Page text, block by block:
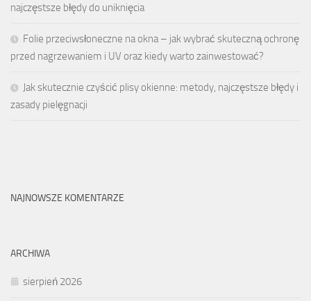
najczęstsze błędy do uniknięcia
Folie przeciwsłoneczne na okna – jak wybrać skuteczną ochronę
przed nagrzewaniem i UV oraz kiedy warto zainwestować?
Jak skutecznie czyścić plisy okienne: metody, najczęstsze błędy i
zasady pielęgnacji
NAJNOWSZE KOMENTARZE
ARCHIWA
sierpień 2026